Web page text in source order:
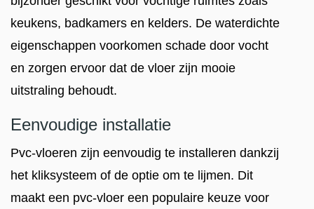
keukens, badkamers en kelders. De waterdichte
eigenschappen voorkomen schade door vocht
en zorgen ervoor dat de vloer zijn mooie
uitstraling behoudt.
Eenvoudige installatie
Pvc-vloeren zijn eenvoudig te installeren dankzij
het kliksysteem of de optie om te lijmen. Dit
maakt een pvc-vloer een populaire keuze voor